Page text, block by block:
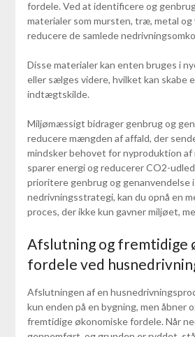
fordele. Ved at identificere og
materialer som mursten, træ, metal og
reducere de samlede
Disse materialer kan enten bruges i
eller sælges videre, hvilket kan skabe
indtægtskilde.
Miljømæssigt bidrager genbrug og
reducere mængden af affald, der
mindsker behovet for nyproduktion af
sparer energi og reducerer CO2-
prioritere genbrug og genanvendelse
nedrivningsstrategi, kan du opnå en
proces, der ikke kun gavner miljøet,
Afslutning og fremtidige
fordele ved
Afslutningen af en
kun enden på en bygning, men åbner
fremtidige økonomiske fordele. Når